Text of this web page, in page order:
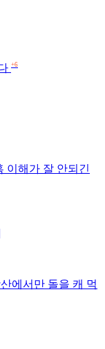
+6
이해가 잘 안되긴
에서만 돌을 캐 먹